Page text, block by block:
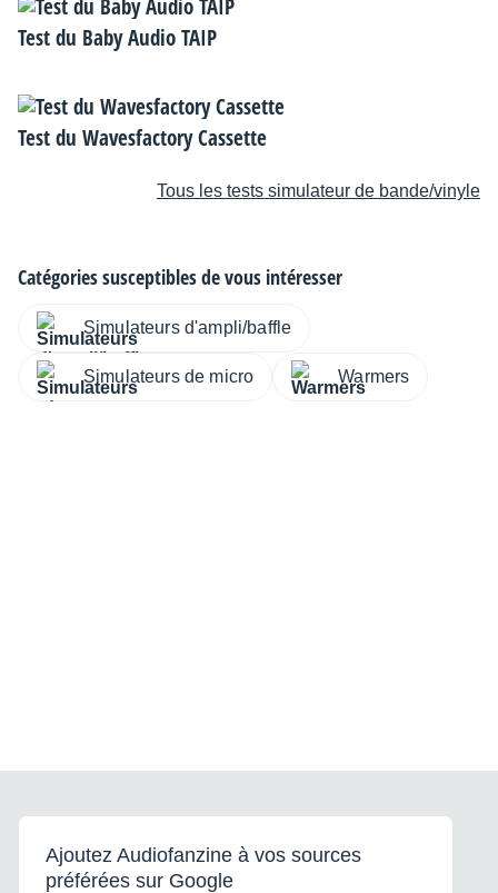
Test du Baby Audio TAIP
Test du Wavesfactory Cassette
Tous les tests simulateur de bande/vinyle
Catégories susceptibles de vous intéresser
Simulateurs d'ampli/baffle
Simulateurs de micro Warmers
Ajoutez Audiofanzine à vos sources
préférées sur Google